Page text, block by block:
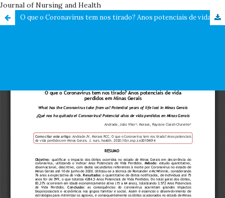
Journal of Nursing and Health
O que o Coronavírus tem nos tirado? Anos potenciais de vida perdidos em Minas Gerais / What has the Coronavirus take from us? Potential years of life lost in Minas Gerais